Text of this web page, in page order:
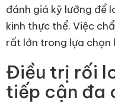
đánh giá kỹ lưỡng để
kinh thực thể. Việc
rất lớn trong lựa chọn
Điều trị rối
tiếp cận đa